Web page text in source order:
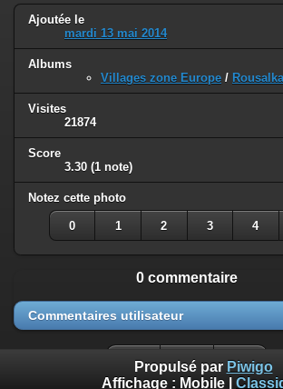
Ajoutée le
mardi 13 mai 2014
Albums
Villages zone Europe /
Visites
21874
Score
3.30 (1 note)
Notez cette photo
0 1 2 3 4
0 commentaire
Commentaires utilisateur
Propulsé par Piwigo
Affichage : Mobile